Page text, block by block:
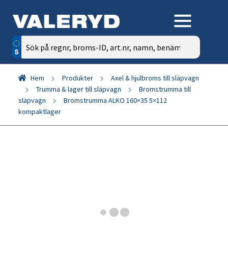
Sök
efter:
Hem Produkter
Axel & hjulbroms till släpvagn
Trumma & lager till släpvagn
Bromstrumma till
släpvagn
Bromstrumma ALKO 160×35 5×112
kompaktlager